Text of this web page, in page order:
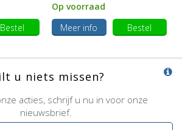
Bestel
Op voorraad
Meer info
Bestel
u niets missen?
acties, schrijf u nu in voor onze
nieuwsbrief.